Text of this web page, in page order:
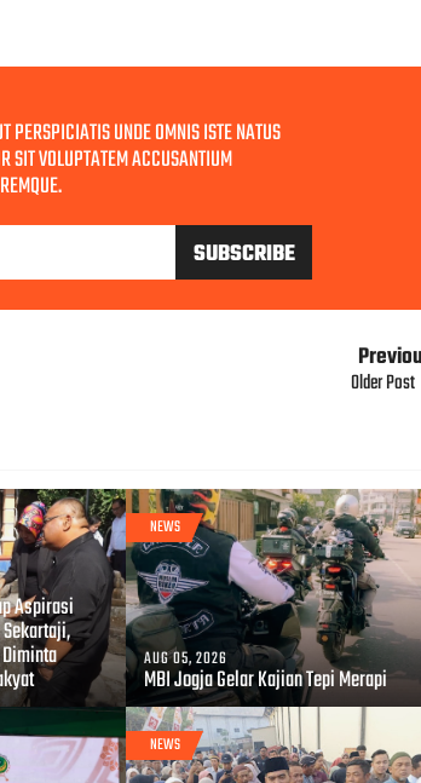
PERSPICIATIS UNDE OMNIS ISTE NATUS
SIT VOLUPTATEM ACCUSANTIUM
Older Post
Aspirasi
NEWS
AUG 05, 2026
MBI Jogja Gelar Kajian Tepi Merapi
NEWS